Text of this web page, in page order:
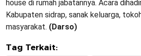
house di rumah jabatannya. Acara
Kabupaten sidrap, sanak keluarga,
masyarakat. (Darso)
Tag Terkait: